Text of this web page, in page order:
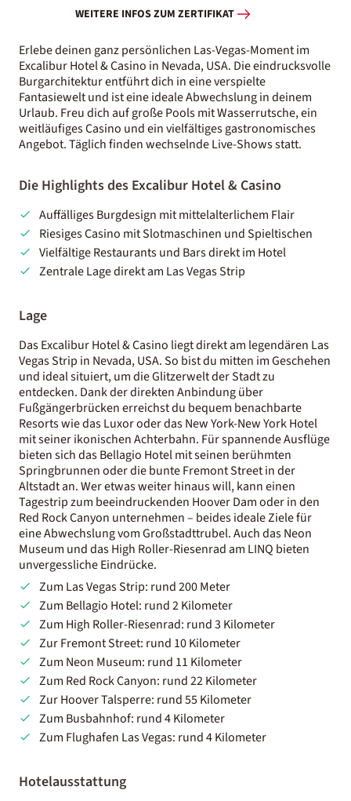
WEITERE INFOS ZUM ZERTIFIKAT
Erlebe deinen ganz persönlichen Las-Vegas-Moment im
Excalibur Hotel & Casino in Nevada, USA. Die eindrucksvolle
Burgarchitektur entführt dich in eine verspielte
Fantasiewelt und ist eine ideale Abwechslung in deinem
Urlaub. Freu dich auf große Pools mit Wasserrutsche, ein
weitläufiges Casino und ein vielfältiges gastronomisches
Angebot. Täglich finden wechselnde Live-Shows statt.
Die Highlights des Excalibur Hotel & Casino
Auffälliges Burgdesign mit mittelalterlichem Flair
Riesiges Casino mit Slotmaschinen und Spieltischen
Vielfältige Restaurants und Bars direkt im Hotel
Zentrale Lage direkt am Las Vegas Strip
Lage
Das Excalibur Hotel & Casino liegt direkt am legendären Las
Vegas Strip in Nevada, USA. So bist du mitten im Geschehen
und ideal situiert, um die Glitzerwelt der Stadt zu
entdecken. Dank der direkten Anbindung über
Fußgängerbrücken erreichst du bequem benachbarte
Resorts wie das Luxor oder das New York-New York Hotel
mit seiner ikonischen Achterbahn. Für spannende Ausflüge
bieten sich das Bellagio Hotel mit seinen berühmten
Springbrunnen oder die bunte Fremont Street in der
Altstadt an. Wer etwas weiter hinaus will, kann einen
Tagestrip zum beeindruckenden Hoover Dam oder in den
Red Rock Canyon unternehmen – beides ideale Ziele für
eine Abwechslung vom Großstadttrubel. Auch das Neon
Museum und das High Roller-Riesenrad am LINQ bieten
unvergessliche Eindrücke.
Zum Las Vegas Strip: rund 200 Meter
Zum Bellagio Hotel: rund 2 Kilometer
Zum High Roller-Riesenrad: rund 3 Kilometer
Zur Fremont Street: rund 10 Kilometer
Zum Neon Museum: rund 11 Kilometer
Zum Red Rock Canyon: rund 22 Kilometer
Zur Hoover Talsperre: rund 55 Kilometer
Zum Busbahnhof: rund 4 Kilometer
Zum Flughafen Las Vegas: rund 4 Kilometer
Hotelausstattung